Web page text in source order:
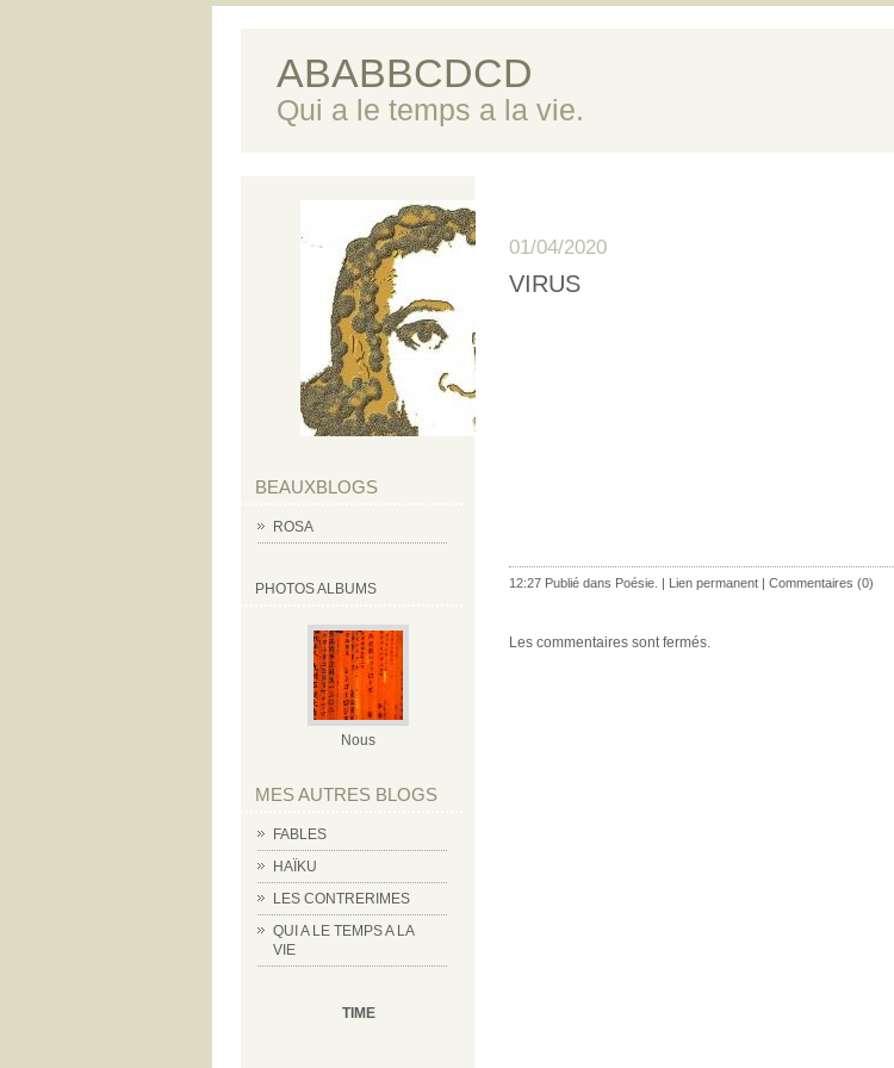
ABABBCDCD
Qui a le temps a la vie.
BEAUXBLOGS
ROSA
PHOTOS ALBUMS
Nous
MES AUTRES BLOGS
FABLES
HAÏKU
LES CONTRERIMES
QUI A LE TEMPS A LA
VIE
TIME
01/04/2020
VIRUS
12:27 Publié dans Poésie. | Lien permanent | Commentaires (0)
Les commentaires sont fermés.